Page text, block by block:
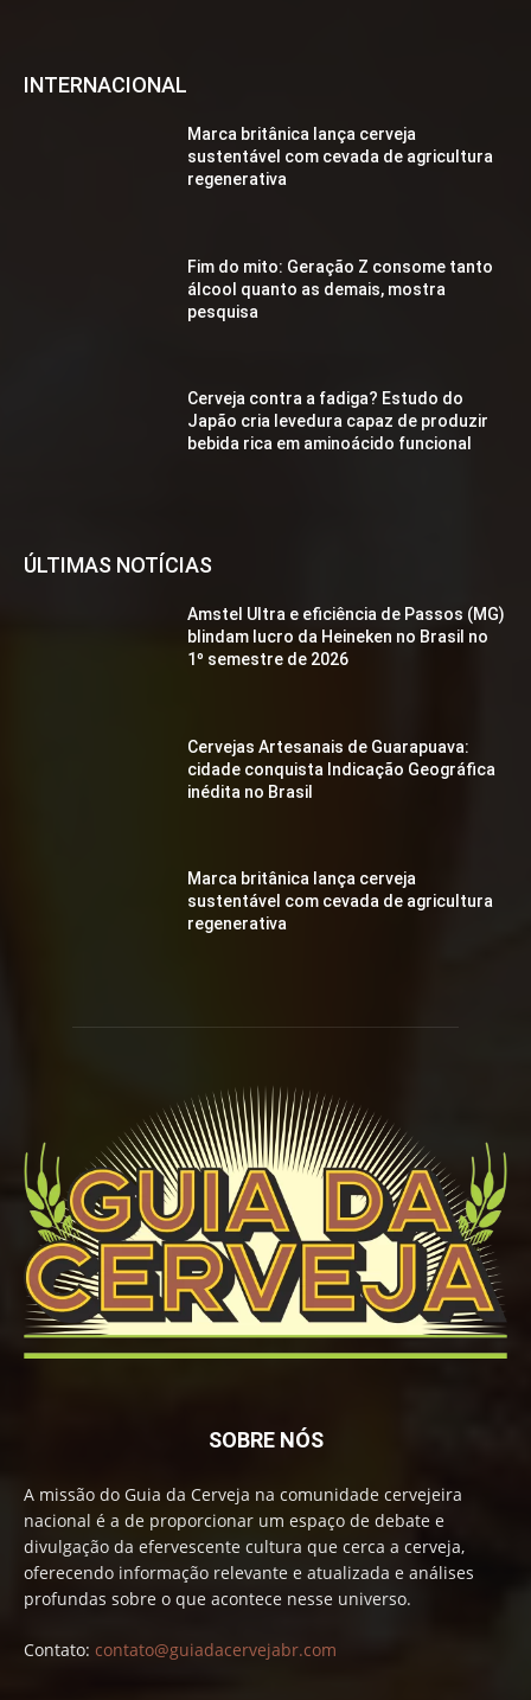
INTERNACIONAL
Marca britânica lança cerveja
sustentável com cevada de agricultura
regenerativa
Fim do mito: Geração Z consome tanto
álcool quanto as demais, mostra
pesquisa
Cerveja contra a fadiga? Estudo do
Japão cria levedura capaz de produzir
bebida rica em aminoácido funcional
ÚLTIMAS NOTÍCIAS
Amstel Ultra e eficiência de Passos (MG)
blindam lucro da Heineken no Brasil no
1º semestre de 2026
Cervejas Artesanais de Guarapuava:
cidade conquista Indicação Geográfica
inédita no Brasil
Marca britânica lança cerveja
sustentável com cevada de agricultura
regenerativa
SOBRE NÓS
A missão do Guia da Cerveja na comunidade cervejeira
nacional é a de proporcionar um espaço de debate e
divulgação da efervescente cultura que cerca a cerveja,
oferecendo informação relevante e atualizada e análises
profundas sobre o que acontece nesse universo.
Contato: contato@guiadacervejabr.com